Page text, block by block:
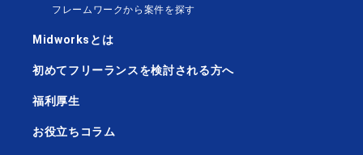
フレームワークから案件を探す
Midworksとは
初めてフリーランスを検討される方へ
福利厚生
お役立ちコラム